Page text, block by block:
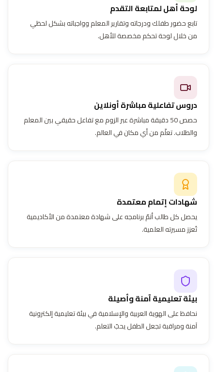
لوحة أهل لمتابعة التقدم
تابع حضور طفلك ودرجاته وتقارير المعلم وواجباته بشكل لحظي
من خلال لوحة تحكم مخصصة للأهل.
دروس تفاعلية مباشرة أونلاين
حصص 50 دقيقة مباشرة عبر الزوم مع تفاعل حقيقي بين المعلم
والطلاب. تعلّم من أي مكان في العالم.
شهادات إتمام معتمدة
يحصل كل طالب أتمّ برنامجه على شهادة معتمدة من الأكاديمية
تُعزز مسيرته العلمية.
بيئة تعليمية آمنة وأصيلة
نحافظ على الهوية العربية والإسلامية في بيئة تعليمية إلكترونية
آمنة ومراقبة تجعل الطفل يحبّ التعلم.